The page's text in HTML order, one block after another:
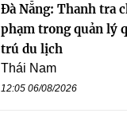
Đà Nẵng: Thanh tra
phạm trong quản lý
trú du lịch
Thái Nam
12:05 06/08/2026